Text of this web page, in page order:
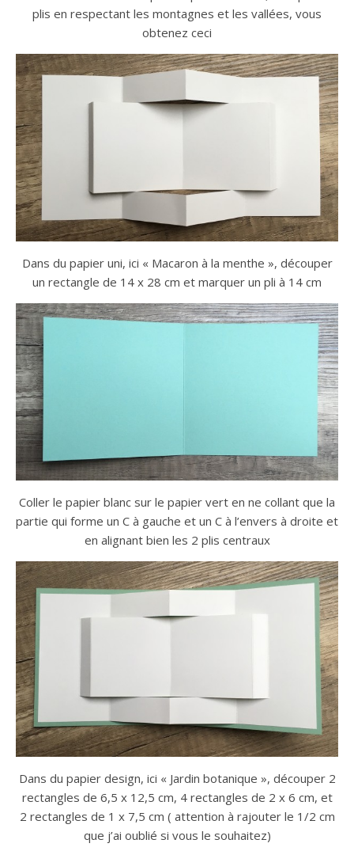
plis en respectant les montagnes et les vallées, vous
obtenez ceci
Dans du papier uni, ici « Macaron à la menthe », découper
un rectangle de 14 x 28 cm et marquer un pli à 14 cm
Coller le papier blanc sur le papier vert en ne collant que la
partie qui forme un C à gauche et un C à l’envers à droite et
en alignant bien les 2 plis centraux
Dans du papier design, ici « Jardin botanique », découper 2
rectangles de 6,5 x 12,5 cm, 4 rectangles de 2 x 6 cm, et
2 rectangles de 1 x 7,5 cm ( attention à rajouter le 1/2 cm
que j’ai oublié si vous le souhaitez)